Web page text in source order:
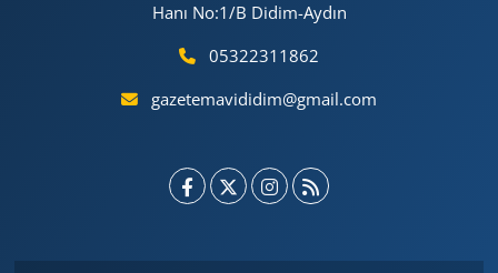
Hanı No:1/B Didim-Aydın
05322311862
gazetemavididim@gmail.com